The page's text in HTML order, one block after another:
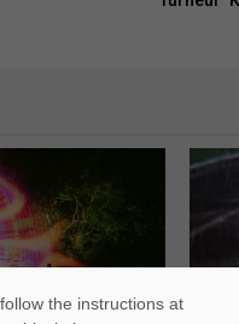
the instructions at